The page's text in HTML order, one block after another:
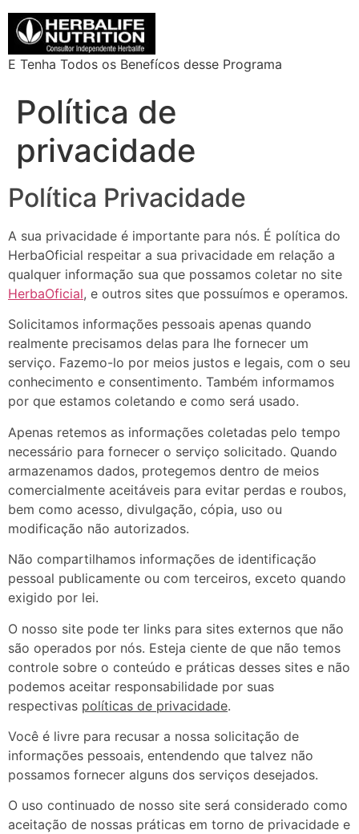
E Tenha Todos os Benefícos desse Programa
Política de
privacidade
Política Privacidade
A sua privacidade é importante para nós. É política do
HerbaOficial respeitar a sua privacidade em relação a
qualquer informação sua que possamos coletar no site
HerbaOficial, e outros sites que possuímos e operamos.
Solicitamos informações pessoais apenas quando
realmente precisamos delas para lhe fornecer um
serviço. Fazemo-lo por meios justos e legais, com o seu
conhecimento e consentimento. Também informamos
por que estamos coletando e como será usado.
Apenas retemos as informações coletadas pelo tempo
necessário para fornecer o serviço solicitado. Quando
armazenamos dados, protegemos dentro de meios
comercialmente aceitáveis ​​para evitar perdas e roubos,
bem como acesso, divulgação, cópia, uso ou
modificação não autorizados.
Não compartilhamos informações de identificação
pessoal publicamente ou com terceiros, exceto quando
exigido por lei.
O nosso site pode ter links para sites externos que não
são operados por nós. Esteja ciente de que não temos
controle sobre o conteúdo e práticas desses sites e não
podemos aceitar responsabilidade por suas
respectivas políticas de privacidade.
Você é livre para recusar a nossa solicitação de
informações pessoais, entendendo que talvez não
possamos fornecer alguns dos serviços desejados.
O uso continuado de nosso site será considerado como
aceitação de nossas práticas em torno de privacidade e